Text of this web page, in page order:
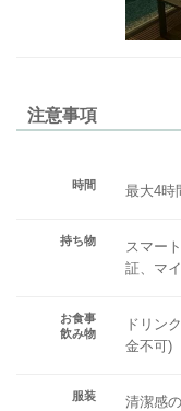
注意事項
時間 最大4時
持ち物
スマー
証、マ
お食事
飲み物
ドリン
金不可)
服装 清潔感